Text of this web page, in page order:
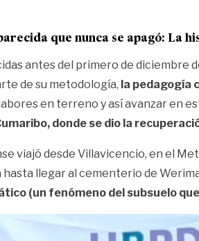
que nunca se apagó: La
antes del primero de diciembre
de su metodología, la pedagogía
en terreno y así avanzar en
donde se dio la
viajó desde Villavicencio, en el
llegar al cementerio de
(un fenómeno del subsuelo